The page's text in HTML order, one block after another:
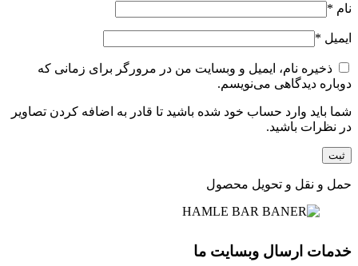
نام *
ایمیل *
ذخیره نام، ایمیل و وبسایت من در مرورگر برای زمانی که
دوباره دیدگاهی می‌نویسم.
شما باید وارد حساب خود شده باشید تا قادر به اضافه کردن تصاویر
در نظرات باشید.
حمل و نقل و تحویل محصول
خدمات ارسال وبسایت ما